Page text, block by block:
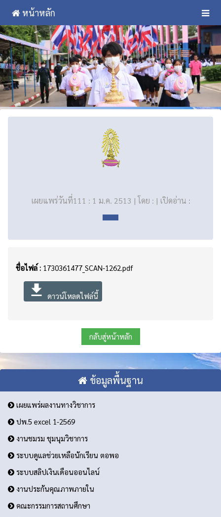
หน้าหลัก
เผยแพร่วันที่111 : 1 ม.ค. 2513 | โดย : | เปิดอ่าน :
ชื่อไฟล์ : 1730361477_SCAN-1262.pdf
file_download ดาวน์โหลดไฟล์นี้
กลับสู่หน้าหลัก
ข้อมูลพื้นฐาน
เผยแพร่ผลงานทางวิชาการ
ปพ.5 excel 1-2569
งานชมรม ชุมนุมวิชาการ
ระบบดูแลช่วยเหลือนักเรียน ตอพอ
ระบบสลิปเงินเดือนออนไลน์
งานประกันคุณภาพภายใน
คณะกรรมการสถานศึกษา